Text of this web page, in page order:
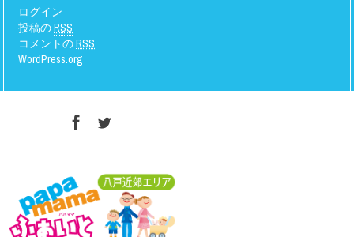
ログイン
投稿のRSS
コメントのRSS
WordPress.org